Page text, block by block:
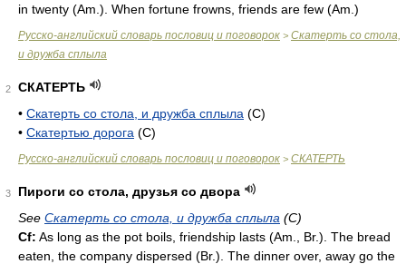
in twenty (Am. ). When fortune frowns, friends are few (Am. )
Русско-английский словарь пословиц и поговорок > Скатерть со стола,
и дружба сплыла
2
СКАТЕРТЬ
• Скатерть со стола, и дружба сплыла (С)
• Скатертью дорога (С)
Русско-английский словарь пословиц и поговорок > СКАТЕРТЬ
3
Пироги со стола, друзья со двора
See Скатерть со стола, и дружба сплыла (С)
Cf: As long as the pot boils, friendship lasts (Am. Br.). The bread
eaten, the company dispersed (Br.). The dinner over, away go the